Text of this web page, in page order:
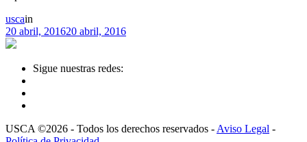
uscain
20 abril, 201620 abril, 2016
Sigue nuestras redes:
USCA ©2026 - Todos los derechos reservados - Aviso Legal -